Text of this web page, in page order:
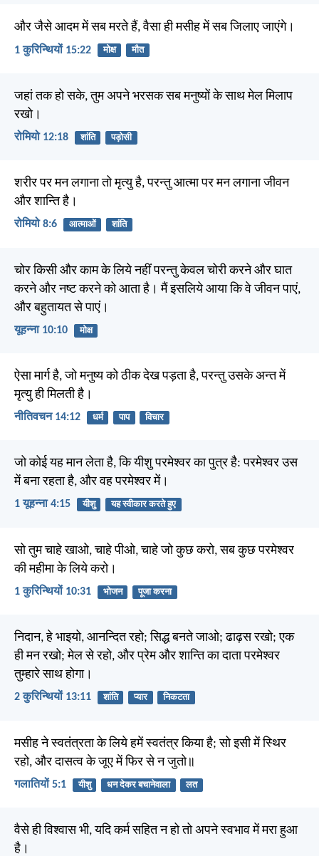
और जैसे आदम में सब मरते हैं, वैसा ही मसीह में सब जिलाए जाएंगे।
1 कुरिन्थियों 15:22 मोक्ष मौत
जहां तक हो सके, तुम अपने भरसक सब मनुष्यों के साथ मेल मिलाप
रखो।
रोमियो 12:18 शांति पड़ोसी
शरीर पर मन लगाना तो मृत्यु है, परन्तु आत्मा पर मन लगाना जीवन
और शान्ति है।
रोमियो 8:6 आत्माओं शांति
चोर किसी और काम के लिये नहीं परन्तु केवल चोरी करने और घात
करने और नष्ट करने को आता है। मैं इसलिये आया कि वे जीवन पाएं,
और बहुतायत से पाएं।
यूहन्ना 10:10 मोक्ष
ऐसा मार्ग है, जो मनुष्य को ठीक देख पड़ता है, परन्तु उसके अन्त में
मृत्यु ही मिलती है।
नीतिवचन 14:12 धर्म पाप विचार
जो कोई यह मान लेता है, कि यीशु परमेश्वर का पुत्र है: परमेश्वर उस
में बना रहता है, और वह परमेश्वर में।
1 यूहन्ना 4:15 यीशु यह स्वीकार करते हुए
सो तुम चाहे खाओ, चाहे पीओ, चाहे जो कुछ करो, सब कुछ परमेश्वर
की महीमा के लिये करो।
1 कुरिन्थियों 10:31 भोजन पूजा करना
निदान, हे भाइयो, आनन्दित रहो; सिद्ध बनते जाओ; ढाढ़स रखो; एक
ही मन रखो; मेल से रहो, और प्रेम और शान्ति का दाता परमेश्वर
तुम्हारे साथ होगा।
2 कुरिन्थियों 13:11 शांति प्यार निकटता
मसीह ने स्वतंत्रता के लिये हमें स्वतंत्र किया है; सो इसी में स्थिर
रहो, और दासत्व के जूए में फिर से न जुतो॥
गलातियों 5:1 यीशु धन देकर बचानेवाला लत
वैसे ही विश्वास भी, यदि कर्म सहित न हो तो अपने स्वभाव में मरा हुआ
है।